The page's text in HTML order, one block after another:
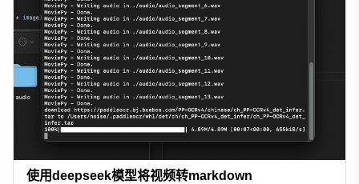
使用deepseek模型将视频转markdown